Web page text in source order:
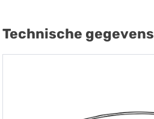
Technische gegevens